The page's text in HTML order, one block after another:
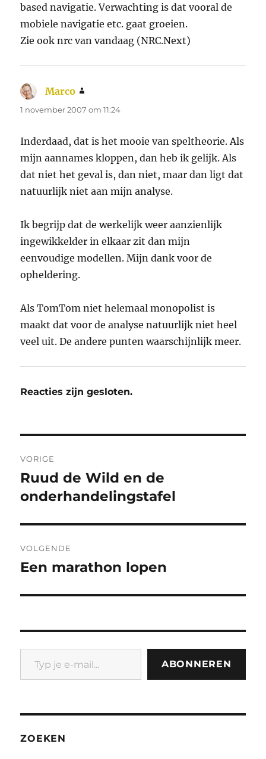
based navigatie. Verwachting is dat vooral de
mobiele navigatie etc. gaat groeien.
Zie ook nrc van vandaag (NRC.Next)
Marco
1 november 2007 om 11:24
Inderdaad, dat is het mooie van speltheorie. Als
mijn aannames kloppen, dan heb ik gelijk. Als
dat niet het geval is, dan niet, maar dan ligt dat
natuurlijk niet aan mijn analyse.
Ik begrijp dat de werkelijk weer aanzienlijk
ingewikkelder in elkaar zit dan mijn
eenvoudige modellen. Mijn dank voor de
opheldering.
Als TomTom niet helemaal monopolist is
maakt dat voor de analyse natuurlijk niet heel
veel uit. De andere punten waarschijnlijk meer.
Reacties zijn gesloten.
navigatie
VORIGE
Vorig
bericht:
Ruud de Wild en de
onderhandelingstafel
VOLGENDE
Volgend
Een marathon lopen
Typ je e-mail...
ABONNEREN
ZOEKEN